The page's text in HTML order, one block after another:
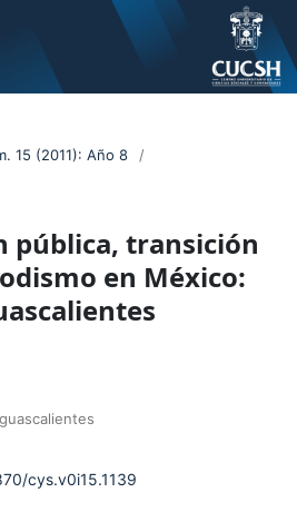
15 (2011): Año 8
/
pública, transición
en México:
cys.v0i15.1139